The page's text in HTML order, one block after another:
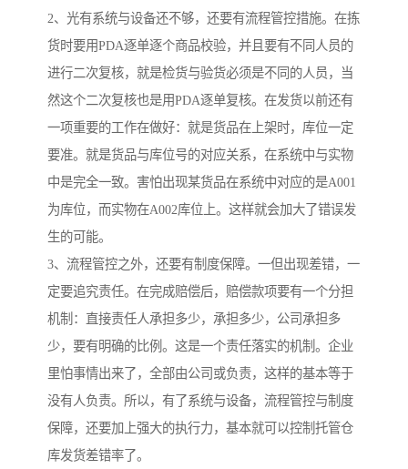
2、光有系统与设备还不够，还要有流程管控措施。在拣
货时要用PDA逐单逐个商品校验，并且要有不同人员的
进行二次复核，就是检货与验货必须是不同的人员，当
然这个二次复核也是用PDA逐单复核。在发货以前还有
一项重要的工作在做好：就是货品在上架时，库位一定
要准。就是货品与库位号的对应关系，在系统中与实物
中是完全一致。害怕出现某货品在系统中对应的是A001
为库位，而实物在A002库位上。这样就会加大了错误发
生的可能。
3、流程管控之外，还要有制度保障。一但出现差错，一
定要追究责任。在完成赔偿后，赔偿款项要有一个分担
机制：直接责任人承担多少，承担多少，公司承担多
少，要有明确的比例。这是一个责任落实的机制。企业
里怕事情出来了，全部由公司或负责，这样的基本等于
没有人负责。所以，有了系统与设备，流程管控与制度
保障，还要加上强大的执行力，基本就可以控制托管仓
库发货差错率了。